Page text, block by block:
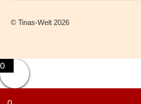
©Tinas-Welt 2026
0